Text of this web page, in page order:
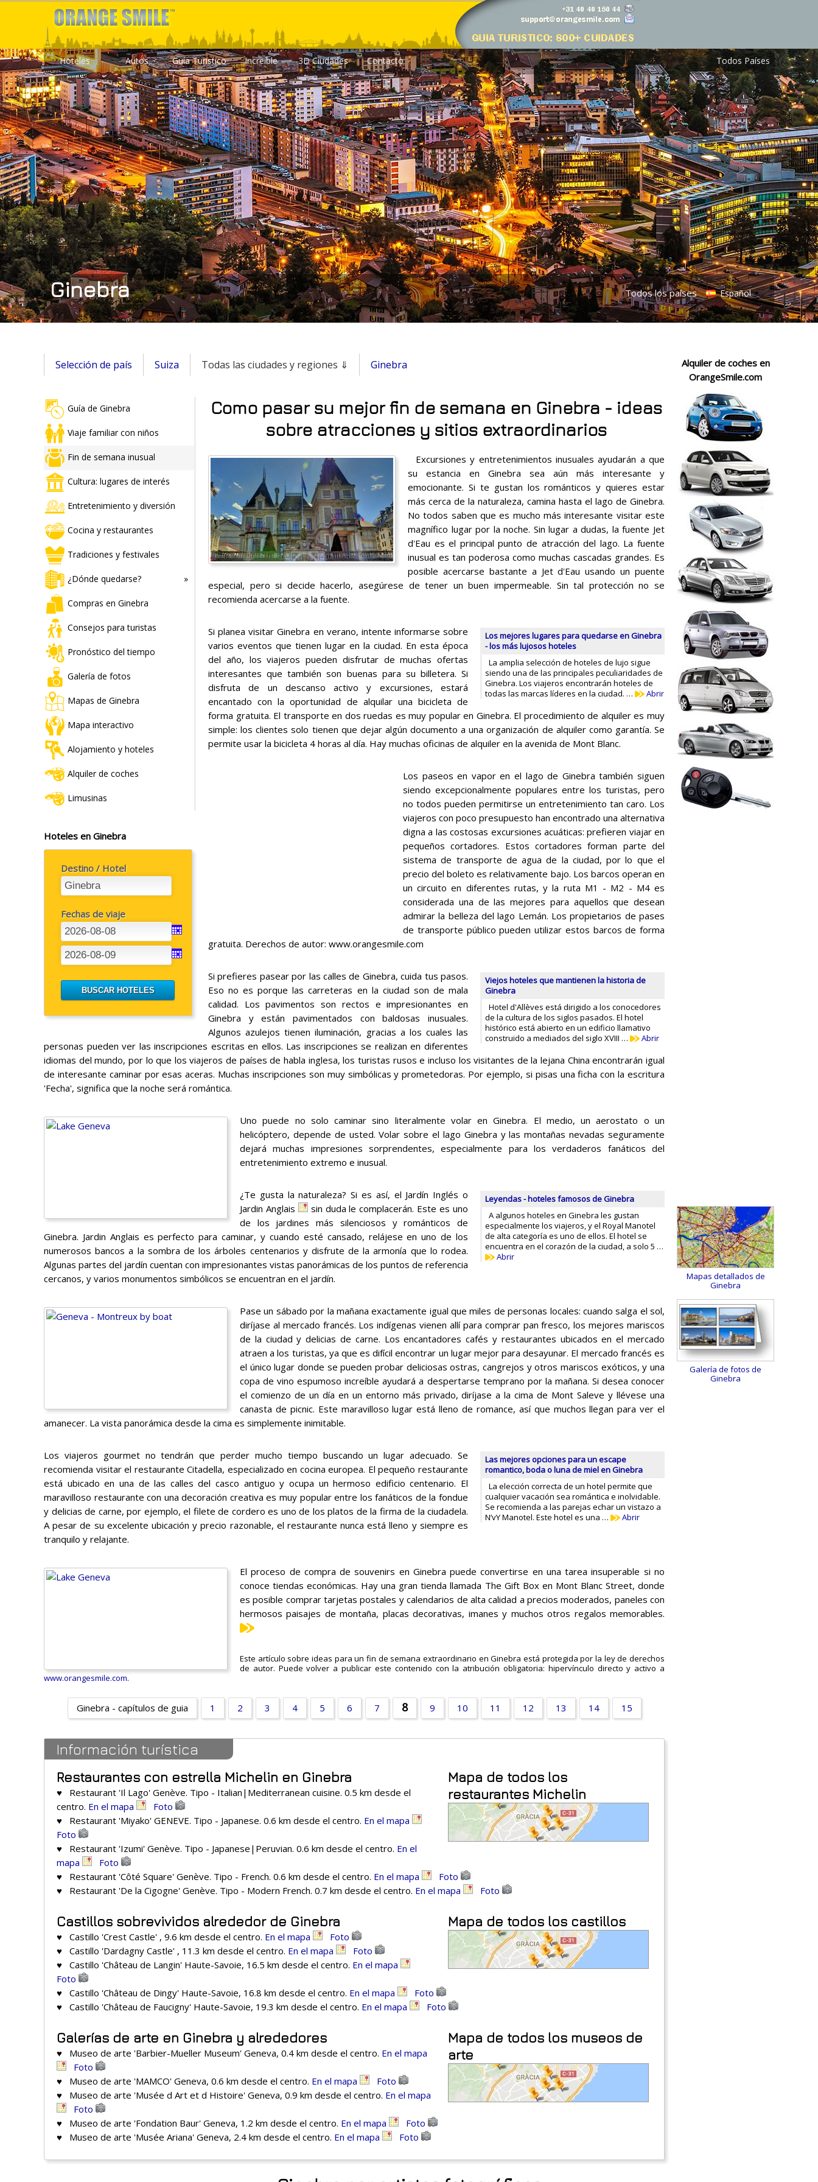
Hoteles Autos Guía Turístico Increíble 3D Ciudades Contacto Todos Países
Ginebra Todos los países Español
Selección de país Suiza Todas las ciudades y regiones ⇓ Ginebra
Guía de Ginebra
Viaje familiar con niños
Fin de semana inusual
Cultura: lugares de interés
Entretenimiento y diversión
Cocina y restaurantes
Tradiciones y festivales
¿Dónde quedarse?
Compras en Ginebra
Consejos para turistas
Pronóstico del tiempo
Galería de fotos
Mapas de Ginebra
Mapa interactivo
Alojamiento y hoteles
Alquiler de coches
Limusinas
Hoteles en Ginebra
Destino / Hotel
Fechas de viaje
Como pasar su mejor fin de semana en Ginebra - ideas
sobre atracciones y sitios extraordinarios
Excursiones y entretenimientos inusuales ayudarán a que
su estancia en Ginebra sea aún más interesante y
emocionante. Si te gustan los románticos y quieres estar
más cerca de la naturaleza, camina hasta el lago de Ginebra.
No todos saben que es mucho más interesante visitar este
magnífico lugar por la noche. Sin lugar a dudas, la fuente Jet
d'Eau es el principal punto de atracción del lago. La fuente
inusual es tan poderosa como muchas cascadas grandes. Es
posible acercarse bastante a Jet d'Eau usando un puente
especial, pero si decide hacerlo, asegúrese de tener un buen impermeable. Sin tal protección no se
recomienda acercarse a la fuente.
Los mejores lugares para quedarse en Ginebra
- los más lujosos hoteles
La amplia selección de hoteles de lujo sigue
siendo una de las principales peculiaridades de
Ginebra. Los viajeros encontrarán hoteles de
todas las marcas líderes en la ciudad. …
Abrir
Si planea visitar Ginebra en verano, intente informarse sobre
varios eventos que tienen lugar en la ciudad. En esta época
del año, los viajeros pueden disfrutar de muchas ofertas
interesantes que también son buenas para su billetera. Si
disfruta de un descanso activo y excursiones, estará
encantado con la oportunidad de alquilar una bicicleta de
forma gratuita. El transporte en dos ruedas es muy popular en Ginebra. El procedimiento de alquiler es muy
simple: los clientes solo tienen que dejar algún documento a una organización de alquiler como garantía. Se
permite usar la bicicleta 4 horas al día. Hay muchas oficinas de alquiler en la avenida de Mont Blanc.
Los paseos en vapor en el lago de Ginebra también siguen
siendo excepcionalmente populares entre los turistas, pero
no todos pueden permitirse un entretenimiento tan caro. Los
viajeros con poco presupuesto han encontrado una alternativa
digna a las costosas excursiones acuáticas: prefieren viajar en
pequeños cortadores. Estos cortadores forman parte del
sistema de transporte de agua de la ciudad, por lo que el
precio del boleto es relativamente bajo. Los barcos operan en
un circuito en diferentes rutas, y la ruta M1 - M2 - M4 es
considerada una de las mejores para aquellos que desean
admirar la belleza del lago Lemán. Los propietarios de pases
de transporte público pueden utilizar estos barcos de forma
gratuita. Derechos de autor: www.orangesmile.com
Viejos hoteles que mantienen la historia de
Ginebra
Hotel d'Allèves está dirigido a los conocedores
de la cultura de los siglos pasados. El hotel
histórico está abierto en un edificio llamativo
construido a mediados del siglo XVIII …
Abrir
Si prefieres pasear por las calles de Ginebra, cuida tus pasos.
Eso no es porque las carreteras en la ciudad son de mala
calidad. Los pavimentos son rectos e impresionantes en
Ginebra y están pavimentados con baldosas inusuales.
Algunos azulejos tienen iluminación, gracias a los cuales las
personas pueden ver las inscripciones escritas en ellos. Las inscripciones se realizan en diferentes
idiomas del mundo, por lo que los viajeros de países de habla inglesa, los turistas rusos e incluso los visitantes de la lejana China encontrarán igual
de interesante caminar por esas aceras. Muchas inscripciones son muy simbólicas y prometedoras. Por ejemplo, si pisas una ficha con la escritura
'Fecha', significa que la noche será romántica.
Uno puede no solo caminar sino literalmente volar en Ginebra. El medio, un aerostato o un
helicóptero, depende de usted. Volar sobre el lago Ginebra y las montañas nevadas seguramente
dejará muchas impresiones sorprendentes, especialmente para los verdaderos fanáticos del
entretenimiento extremo e inusual.
Leyendas - hoteles famosos de Ginebra
A algunos hoteles en Ginebra les gustan
especialmente los viajeros, y el Royal Manotel
de alta categoría es uno de ellos. El hotel se
encuentra en el corazón de la ciudad, a solo 5 …
Abrir
¿Te gusta la naturaleza? Si es así, el Jardín Inglés o
Jardin Anglais
sin duda le complacerán. Este es uno
de los jardines más silenciosos y románticos de
Ginebra. Jardin Anglais es perfecto para caminar, y cuando esté cansado, relájese en uno de los
numerosos bancos a la sombra de los árboles centenarios y disfrute de la armonía que lo rodea.
Algunas partes del jardín cuentan con impresionantes vistas panorámicas de los puntos de referencia
cercanos, y varios monumentos simbólicos se encuentran en el jardín.
Pase un sábado por la mañana exactamente igual que miles de personas locales: cuando salga el sol,
diríjase al mercado francés. Los indígenas vienen allí para comprar pan fresco, los mejores mariscos
de la ciudad y delicias de carne. Los encantadores cafés y restaurantes ubicados en el mercado
atraen a los turistas, ya que es difícil encontrar un lugar mejor para desayunar. El mercado francés es
el único lugar donde se pueden probar deliciosas ostras, cangrejos y otros mariscos exóticos, y una
copa de vino espumoso increíble ayudará a despertarse temprano por la mañana. Si desea conocer
el comienzo de un día en un entorno más privado, diríjase a la cima de Mont Saleve y llévese una
canasta de picnic. Este maravilloso lugar está lleno de romance, así que muchos llegan para ver el
amanecer. La vista panorámica desde la cima es simplemente inimitable.
Las mejores opciones para un escape
romantico, boda o luna de miel en Ginebra
La elección correcta de un hotel permite que
cualquier vacación sea romántica e inolvidable.
Se recomienda a las parejas echar un vistazo a
N’vY Manotel. Este hotel es una …
Abrir
Los viajeros gourmet no tendrán que perder mucho tiempo buscando un lugar adecuado. Se
recomienda visitar el restaurante Citadella, especializado en cocina europea. El pequeño restaurante
está ubicado en una de las calles del casco antiguo y ocupa un hermoso edificio centenario. El
maravilloso restaurante con una decoración creativa es muy popular entre los fanáticos de la fondue
y delicias de carne, por ejemplo, el filete de cordero es uno de los platos de la firma de la ciudadela.
A pesar de su excelente ubicación y precio razonable, el restaurante nunca está lleno y siempre es
tranquilo y relajante.
El proceso de compra de souvenirs en Ginebra puede convertirse en una tarea insuperable si no
conoce tiendas económicas. Hay una gran tienda llamada The Gift Box en Mont Blanc Street, donde
es posible comprar tarjetas postales y calendarios de alta calidad a precios moderados, paneles con
hermosos paisajes de montaña, placas decorativas, imanes y muchos otros regalos memorables.
Este artículo sobre ideas para un fin de semana extraordinario en Ginebra está protegida por la ley de derechos
de autor. Puede volver a publicar este contenido con la atribución obligatoria: hipervínculo directo y activo a
www.orangesmile.com.
Ginebra - capítulos de guia 1 2 3 4 5 6 7 8 9 10 11 12 13 14 15
Información turística
Mapa de todos los
restaurantes Michelin
Restaurantes con estrella Michelin en Ginebra
♥ Restaurant 'Il Lago' Genève. Tipo - Italian|Mediterranean cuisine. 0.5 km desde el
centro. En el mapa
Foto
♥ Restaurant 'Miyako' GENEVE. Tipo - Japanese. 0.6 km desde el centro. En el mapa
Foto
♥ Restaurant 'Izumi' Genève. Tipo - Japanese|Peruvian. 0.6 km desde el centro. En el
mapa
Foto
♥ Restaurant 'Côté Square' Genève. Tipo - French. 0.6 km desde el centro. En el mapa
Foto
♥ Restaurant 'De la Cigogne' Genève. Tipo - Modern French. 0.7 km desde el centro. En el mapa Foto
Mapa de todos los castillos
Castillos sobrevividos alrededor de Ginebra
♥ Castillo 'Crest Castle' , 9.6 km desde el centro. En el mapa
Foto
♥ Castillo 'Dardagny Castle' , 11.3 km desde el centro. En el mapa
Foto
♥ Castillo 'Château de Langin' Haute-Savoie, 16.5 km desde el centro. En el mapa
Foto
♥ Castillo 'Château de Dingy' Haute-Savoie, 16.8 km desde el centro. En el mapa
Foto
♥ Castillo 'Château de Faucigny' Haute-Savoie, 19.3 km desde el centro. En el mapa Foto
Mapa de todos los museos de
arte
Galerías de arte en Ginebra y alrededores
♥ Museo de arte 'Barbier-Mueller Museum' Geneva, 0.4 km desde el centro. En el mapa
Foto
♥ Museo de arte 'MAMCO' Geneva, 0.6 km desde el centro. En el mapa
Foto
♥ Museo de arte 'Musée d Art et d Histoire' Geneva, 0.9 km desde el centro. En el mapa
Foto
♥ Museo de arte 'Fondation Baur' Geneva, 1.2 km desde el centro. En el mapa
Foto
♥ Museo de arte 'Musée Ariana' Geneva, 2.4 km desde el centro. En el mapa Foto
Alquiler de coches en
OrangeSmile.com
Mapas detallados de
Ginebra
Galería de fotos de
Ginebra